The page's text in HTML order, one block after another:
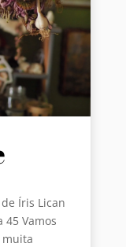
Íris Lican
45 Vamos